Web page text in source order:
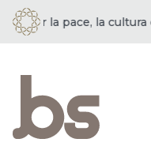
| per la pace, la cultura e